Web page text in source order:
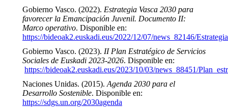
Gobierno Vasco. (2022). Estrategia Vasca 2030 para
favorecer la Emancipación Juvenil. Documento II:
Marco operativo. Disponible en:
https://bideoak2.euskadi.eus/2022/12/07/news_82146/
Gobierno Vasco. (2023). II Plan Estratégico de Servicios
Sociales de Euskadi 2023-2026. Disponible en:
https://bideoak2.euskadi.eus/2023/10/03/news_88451/
Naciones Unidas. (2015). Agenda 2030 para el
Desarrollo Sostenible. Disponible en:
https://sdgs.un.org/2030agenda